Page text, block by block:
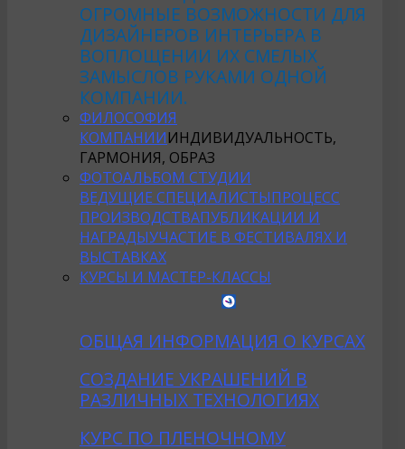
ОГРОМНЫЕ ВОЗМОЖНОСТИ ДЛЯ
ДИЗАЙНЕРОВ ИНТЕРЬЕРА В
ВОПЛОЩЕНИИ ИХ СМЕЛЫХ
ЗАМЫСЛОВ РУКАМИ ОДНОЙ
КОМПАНИИ.
ФИЛОСОФИЯ
КОМПАНИИИНДИВИДУАЛЬНОСТЬ,
ГАРМОНИЯ, ОБРАЗ
ФОТОАЛЬБОМ СТУДИИ
ВЕДУЩИЕ СПЕЦИАЛИСТЫПРОЦЕСС
ПРОИЗВОДСТВАПУБЛИКАЦИИ И
НАГРАДЫУЧАСТИЕ В ФЕСТИВАЛЯХ И
ВЫСТАВКАХ
КУРСЫ И МАСТЕР-КЛАССЫ
ОБЩАЯ ИНФОРМАЦИЯ О КУРСАХ
CОЗДАНИE УКРАШЕНИЙ В
РАЗЛИЧНЫХ ТЕХНОЛОГИЯХ
КУРС ПО ПЛЕНОЧНОМУ